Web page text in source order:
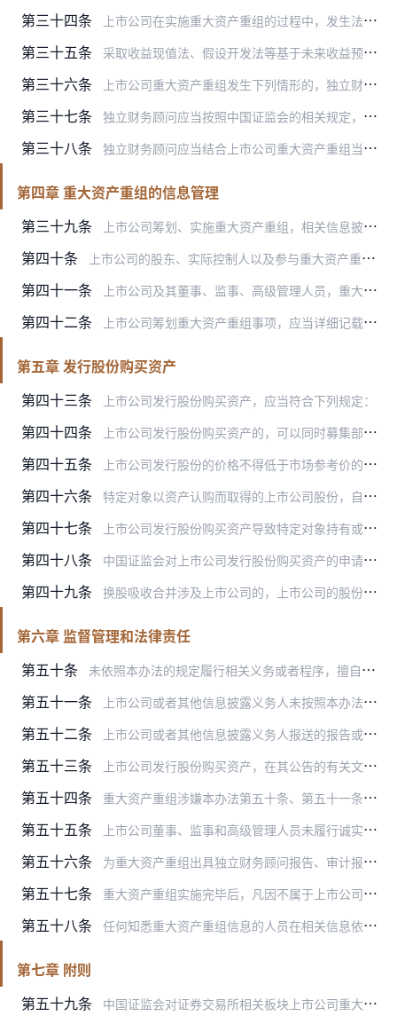
第三十四条 上市公司在实施重大资产重组的过程中，发生法律、法规要求披露的重大事项的，应当及时作出公告；该事项导致本次交易发生实质性变动的，须重新提交股东大会审议，涉及发行股…
第三十五条 采取收益现值法、假设开发法等基于未来收益预期的方法对拟购买资产进行评估或者估值并作为定价参考依据的，上市公司应当在重大资产重组实施完毕后三年内的年度报告中单独披…
第三十六条 上市公司重大资产重组发生下列情形的，独立财务顾问应当及时出具核查意见，并予以公告：
第三十七条 独立财务顾问应当按照中国证监会的相关规定，以及证券交易所的相关规则，对实施重大资产重组的上市公司履行持续督导职责。持续督导的期限自本次重大资产重组实施完毕之日起…
第三十八条 独立财务顾问应当结合上市公司重大资产重组当年和实施完毕后的第一个会计年度的年报，自年报披露之日起十五日内，对重大资产重组实施的下列事项出具持续督导意见，并予以公…
第四章 重大资产重组的信息管理
第三十九条
上市公司筹划、实施重大资产重组，相关信息披露义务人应当公平地向所有投资者披露可能对上市公司股票交易价格产生较大影响的相关信息（以下简称股价敏感信息），不得提前泄…
第四十条 上市公司的股东、实际控制人以及参与重大资产重组筹划、论证、决策等环节的其他相关机构和人员，应当做好保密工作。对于依法应当披露的信息，应当及时通知上市公司，并配合…
第四十一条 上市公司及其董事、监事、高级管理人员，重大资产重组的交易对方及其关联方，交易对方及其关联方的董事、监事、高级管理人员或者主要负责人，交易各方聘请的证券服务机构及…
第四十二条 上市公司筹划重大资产重组事项，应当详细记载筹划过程中每一具体环节的进展情况，包括商议相关方案、形成相关意向、签署相关协议或者意向书的具体时间、地点、参与机构和人…
第五章 发行股份购买资产
第四十三条
上市公司发行股份购买资产，应当符合下列规定：
第四十四条 上市公司发行股份购买资产的，可以同时募集部分配套资金，其定价方式按照相关规定办理。
第四十五条 上市公司发行股份的价格不得低于市场参考价的百分之八十。市场参考价为本次发行股份购买资产的董事会决议公告日前二十个交易日、六十个交易日或者一百二十个交易日的公司股…
第四十六条 特定对象以资产认购而取得的上市公司股份，自股份发行结束之日起十二个月内不得转让；属于下列情形之一的，三十六个月内不得转让：
第四十七条 上市公司发行股份购买资产导致特定对象持有或者控制的股份达到法定比例的，应当按照《上市公司收购管理办法》的规定履行相关义务。
第四十八条 中国证监会对上市公司发行股份购买资产的申请作出予以注册的决定后，上市公司应当及时实施。向特定对象购买的相关资产过户至上市公司后，上市公司聘请的独立财务顾问和律师…
第四十九条 换股吸收合并涉及上市公司的，上市公司的股份定价及发行按照本办法有关规定执行。
第六章 监督管理和法律责任
第五十条
未依照本办法的规定履行相关义务或者程序，擅自实施重大资产重组的，由中国证监会责令改正，并可以采取监管谈话、出具警示函等监管措施；情节严重的，可以责令暂停或者终止…
第五十一条 上市公司或者其他信息披露义务人未按照本办法规定报送重大资产重组有关报告或者履行信息披露义务的，由中国证监会责令改正，依照《证券法》第一百九十七条予以处罚；情节严…
第五十二条 上市公司或者其他信息披露义务人报送的报告或者披露的信息存在虚假记载、误导性陈述或者重大遗漏的，由中国证监会责令改正，依照《证券法》第一百九十七条予以处罚；情节严…
第五十三条 上市公司发行股份购买资产，在其公告的有关文件中隐瞒重要事实或者编造重大虚假内容的，中国证监会依照《证券法》第一百八十一条予以处罚。
第五十四条 重大资产重组涉嫌本办法第五十条、第五十一条、第五十二条、第五十三条规定情形的，中国证监会可以责令上市公司作出公开说明、聘请独立财务顾问或者其他证券服务机构补充核…
第五十五条 上市公司董事、监事和高级管理人员未履行诚实守信、勤勉尽责义务，或者上市公司的股东、实际控制人及其有关负责人员未按照本办法的规定履行相关义务，导致重组方案损害上市…
第五十六条 为重大资产重组出具独立财务顾问报告、审计报告、法律意见书、资产评估报告、估值报告及其他专业文件的证券服务机构及其从业人员未履行诚实守信、勤勉尽责义务，违反中国证…
第五十七条 重大资产重组实施完毕后，凡因不属于上市公司管理层事前无法获知且事后无法控制的原因，上市公司所购买资产实现的利润未达到资产评估报告或者估值报告预测金额的百分之八十…
第五十八条 任何知悉重大资产重组信息的人员在相关信息依法公开前，泄露该信息、买卖或者建议他人买卖相关上市公司证券、利用重大资产重组散布虚假信息、操纵证券市场或者进行欺诈活动…
第七章 附则
第五十九条
中国证监会对证券交易所相关板块上市公司重大资产重组另有规定的，从其规定，关于注册时限的规定适用本办法。